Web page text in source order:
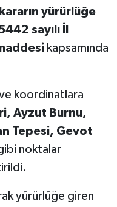
yürürlüğe
sayılı İl
kapsamında
koordinatlara
Ayzut Burnu,
Tepesi, Gevot
noktalar
yürürlüğe giren